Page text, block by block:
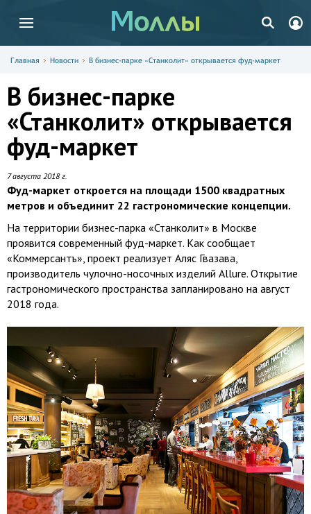
Главная Новости В бизнес-парке «Станколит» открывается фуд-маркет
В бизнес-парке
«Станколит» открывается
фуд-маркет
7 августа 2018 г.
Фуд-маркет откроется на площади 1500 квадратных
метров и объединит 22 гастрономические концепции.
На территории бизнес-парка «Станколит» в Москве
проявится современный фуд-маркет. Как сообщает
«Коммерсантъ», проект реализует Аляс Гвазава,
производитель чулочно-носочных изделий Allure. Открытие
гастрономического пространства запланировано на август
2018 года.